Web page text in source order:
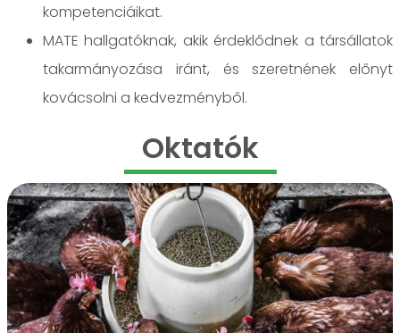
kompetenciáikat.
MATE hallgatóknak, akik érdeklődnek a társállatok
takarmányozása iránt, és szeretnének előnyt
kovácsolni a kedvezményből.
Oktatók